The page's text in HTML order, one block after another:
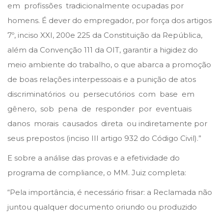
em profissões tradicionalmente ocupadas por
homens. É dever do empregador, por força dos artigos
7º, inciso XXI, 200e 225 da Constituição da República,
além da Convenção 111 da OIT, garantir a higidez do
meio ambiente do trabalho, o que abarca a promoção
de boas relações interpessoais e a punição de atos
discriminatórios ou persecutórios com base em
gênero, sob pena de responder por eventuais
danos morais causados direta ou indiretamente por
seus prepostos (inciso III artigo 932 do Código Civil).”
E sobre a análise das provas e a efetividade do
programa de compliance, o MM. Juiz completa:
“Pela importância, é necessário frisar: a Reclamada não
juntou qualquer documento oriundo ou produzido